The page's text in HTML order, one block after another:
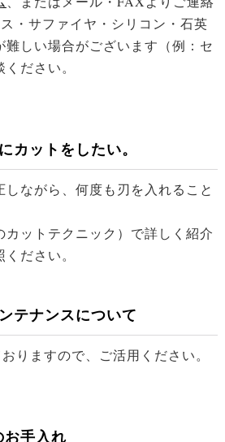
・サファイヤ・シリコン・石英
難しい場合がございます（例：セ
ださい。
カットをしたい。
しながら、何度も刃を入れること
カットテクニック）で詳しく紹介
ださい。
テナンスについて
りますので、ご活用ください。
お手入れ